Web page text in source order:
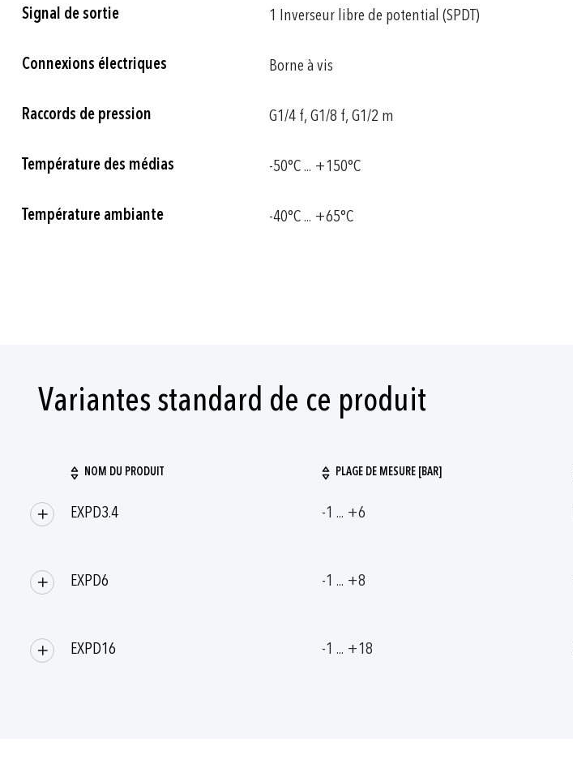
Signal de sortie 1 Inverseur libre de potential (SPDT)
Connexions électriques Borne à vis
Raccords de pression G1/4 f, G1/8 f, G1/2 m
Température des médias -50°C ... +150°C
Température ambiante -40°C ... +65°C
Variantes standard de ce produit
produits
groupés
NOM DU PRODUIT PLAGE DE MESURE [BAR]
EXPD3.4 -1 ... +6
EXPD6 -1 ... +8
EXPD16 -1 ... +18